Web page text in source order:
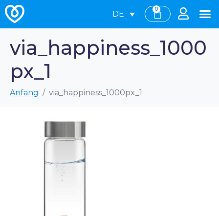
DE
0
via_happiness_1000
px_1
Anfang via_happiness_1000px_1